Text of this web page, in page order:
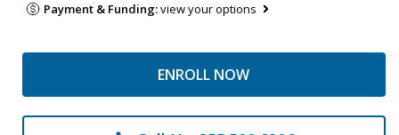
Payment & Funding:view your options
ENROLL NOW